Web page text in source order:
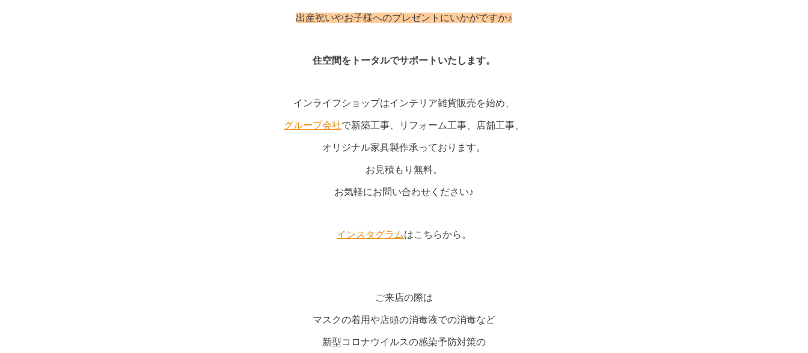
出産祝いやお子様へのプレゼントにいかがですか♪
住空間をトータルでサポートいたします。
インライフショップはインテリア雑貨販売を始め、
グループ会社で新築工事、リフォーム工事、店舗工事、
オリジナル家具製作承っております。
お見積もり無料。
お気軽にお問い合わせください♪
インスタグラムはこちらから。
ご来店の際は
マスクの着用や店頭の消毒液での消毒など
新型コロナウイルスの感染予防対策の